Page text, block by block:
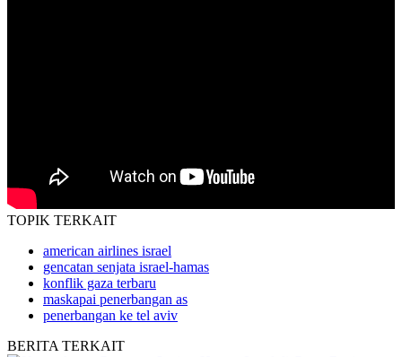
TOPIK TERKAIT
american airlines israel
gencatan senjata israel-hamas
konflik gaza terbaru
maskapai penerbangan as
penerbangan ke tel aviv
BERITA TERKAIT